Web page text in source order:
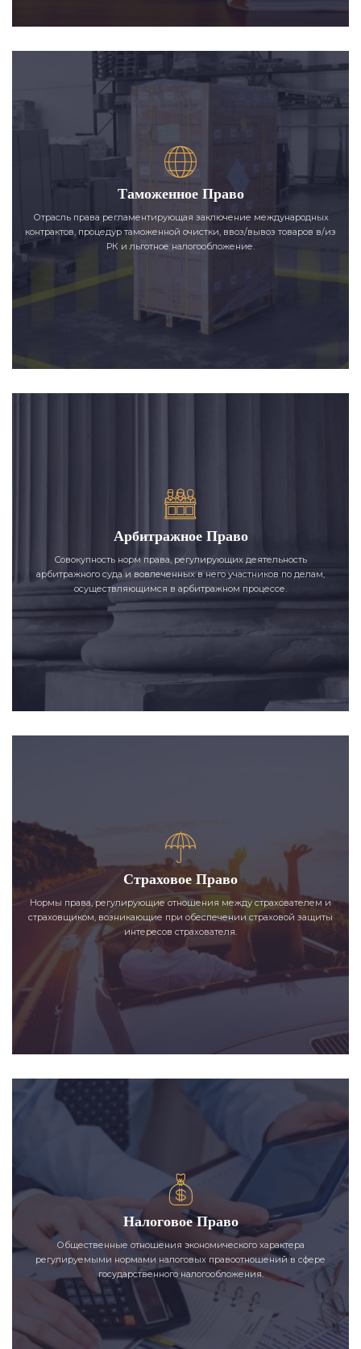
Таможенное Право
Отрасль права регламентирующая заключение международных
контрактов, процедур таможенной очистки, ввоз/вывоз товаров в/из
РК и льготное налогообложение.
Арбитражное Право
Совокупность норм права, регулирующих деятельность
арбитражного суда и вовлеченных в него участников по делам,
осуществляющимся в арбитражном процессе.
Страховое Право
Нормы права, регулирующие отношения между страхователем и
страховщиком, возникающие при обеспечении страховой защиты
интересов страхователя.
Налоговое Право
Общественные отношения экономического характера
регулируемыми нормами налоговых правоотношений в сфере
государственного налогообложения.